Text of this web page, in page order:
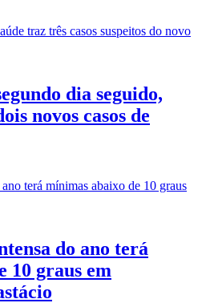
dia seguido,
novos casos de
do ano terá
10 graus em